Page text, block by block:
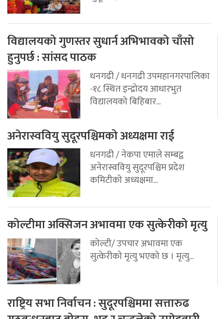
विद्यालयको गुणस्तर सुधार्न अभिभावको चाँसो
हुनुपर्छ : सांसद पाठक
धनगढी / धनगढी उपमहानगरपालिका
-१८ स्थित इन्द्रोदय आधारभुत
विद्यालयको बिहिबार...
अनेरास्ववियु सुदूरपश्चिमको अध्यक्षमा राई
धनगढी / नेकपा एमाले सम्बद्व
अनेरास्ववियु सुदूरपश्चिम प्रदेश
कमिटीको अध्यक्षमा...
कोल्टीमा अक्सिजन अभावमा एक सुत्केरीको मृत्यु
कोल्टी/ उपचार अभावमा एक
सुत्केरीको मृत्यु भएको छ । मृत्यु...
राष्ट्रिय सभा निर्वाचन : सुदूरपश्चिममा सत्तारुढ